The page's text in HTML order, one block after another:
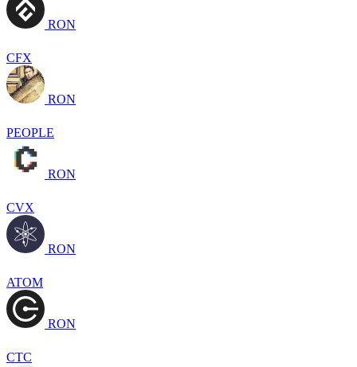
RON
CFX
RON
PEOPLE
RON
CVX
RON
ATOM
RON
CTC